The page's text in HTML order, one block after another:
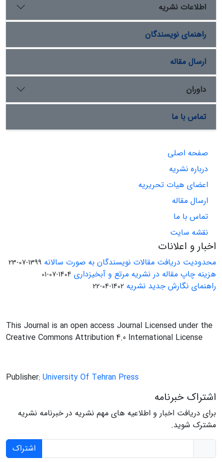
اطلاعات نشریه
راهنمای نویسندگان
ارسال مقاله
داوران
تماس با ما
صفحه اصلی
درباره نشریه
اعضای هیات تحریریه
ارسال مقاله
تماس با ما
نقشه سایت
اخبار و اعلانات
محدودیت دریافت مقالات نویسندگان به صورت سالانه 1399-07-23
هزینه چاپ مقاله در نشریه مرتع و آبخیزداری 1404-07-01
راهنمای نگارش جدید نشریه 1402-04-22
This Journal is an open access Journal Licensed under the
Creative Commons Attribution 4.0 International License
Publisher: University Of Tehran Press
اشتراک خبرنامه
برای دریافت اخبار و اطلاعیه های مهم نشریه در خبرنامه نشریه
مشترک شوید.
اشتراک